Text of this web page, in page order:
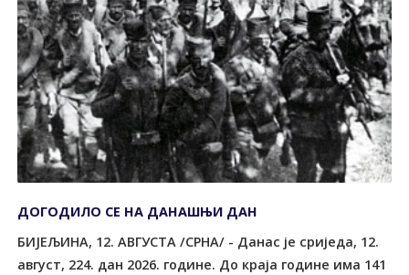
ДОГОДИЛО СЕ НА ДАНАШЊИ ДАН
БИЈЕЉИНА, 12. АВГУСТА /СРНА/ - Данас је сриједа, 12.
август, 224. дан 2026. године. До краја године има 141